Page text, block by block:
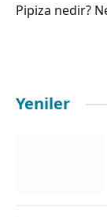
Pipiza nedir?
Yeniler